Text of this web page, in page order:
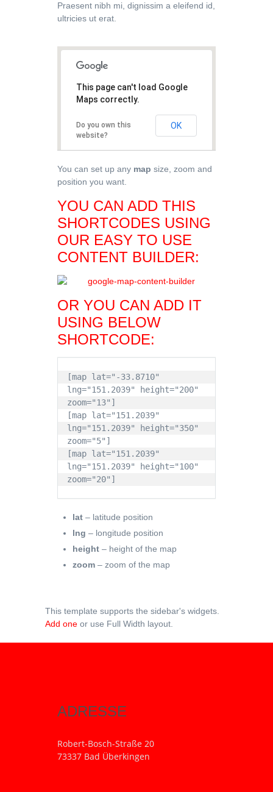
Praesent nibh mi, dignissim a eleifend id,
ultricies ut erat.
This page can't load Google
Maps correctly.
Do you own this
website?
OK
You can set up any map size, zoom and
position you want.
YOU CAN ADD THIS
SHORTCODES USING
OUR EASY TO USE
CONTENT BUILDER:
OR YOU CAN ADD IT
USING BELOW
SHORTCODE:
[map lat="-33.8710"
lng="151.2039" height="200"
zoom="13"]
[map lat="151.2039"
lng="151.2039" height="350"
zoom="5"]
[map lat="151.2039"
lng="151.2039" height="100"
zoom="20"]
lat – latitude position
lng – longitude position
height – height of the map
zoom – zoom of the map
This template supports the sidebar's widgets.
Add one or use Full Width layout.
ADRESSE
Robert-Bosch-Straße 20
73337 Bad Überkingen